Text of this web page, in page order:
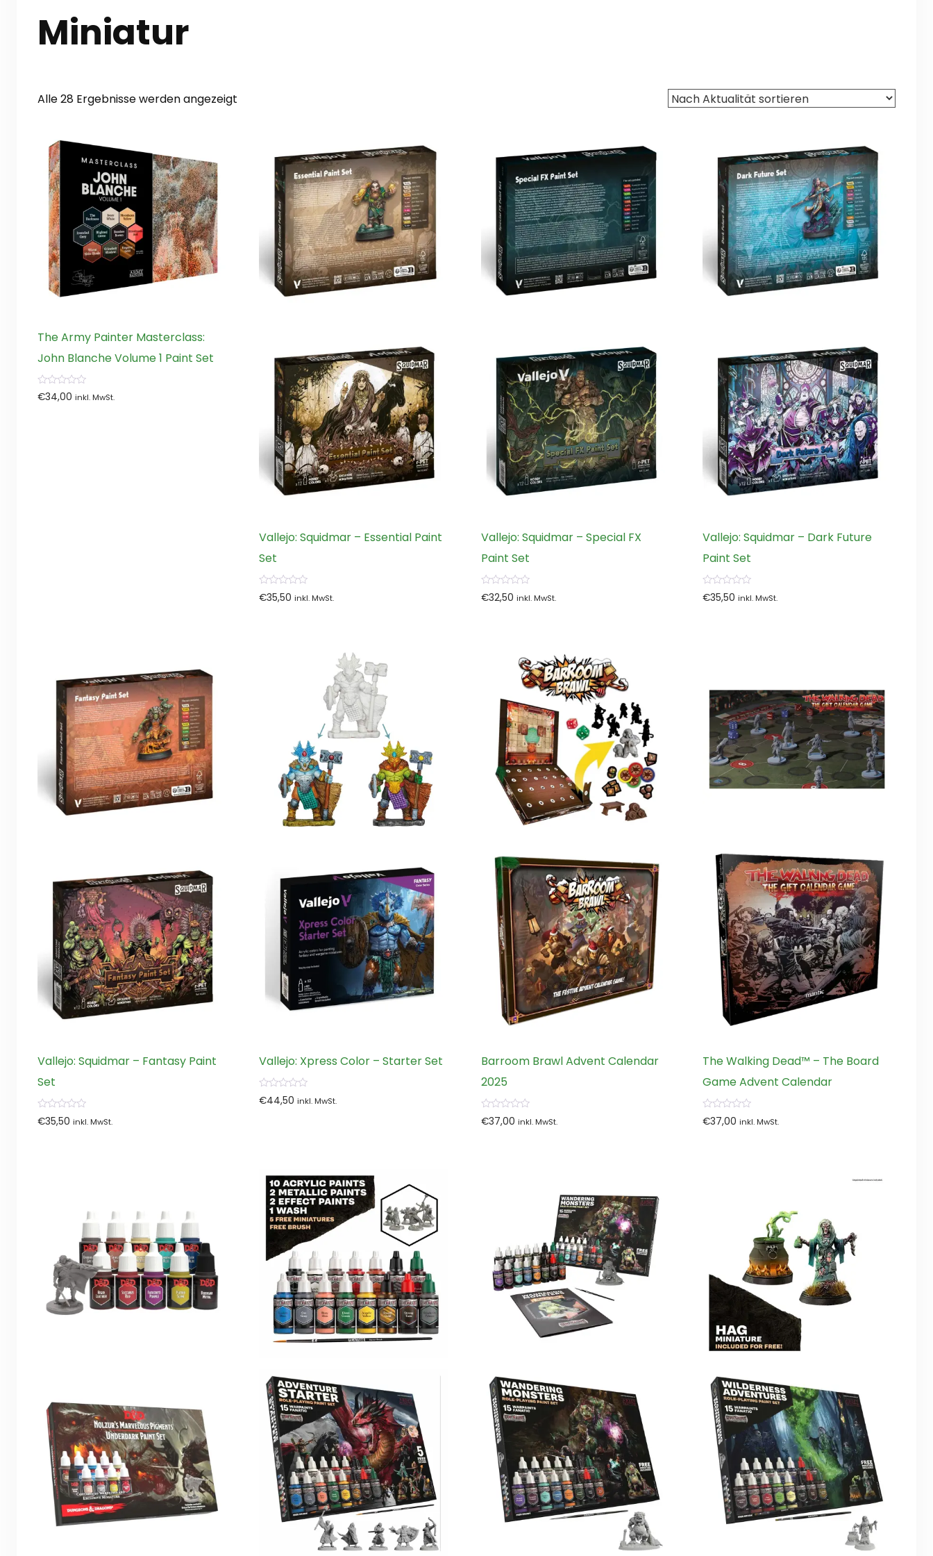
Miniatur
Alle 28 Ergebnisse werden angezeigt
The Army Painter Masterclass:
John Blanche Volume 1 Paint Set
0
von
€34,00 inkl. MwSt.
Vallejo: Squidmar – Essential Paint
Set
0
von
€35,50 inkl. MwSt.
Vallejo: Squidmar – Special FX
Paint Set
0
von
€32,50 inkl. MwSt.
Vallejo: Squidmar – Dark Future
Paint Set
0
von
€35,50 inkl. MwSt.
Vallejo: Squidmar – Fantasy Paint
Set
0
von
€35,50 inkl. MwSt.
Vallejo: Xpress Color – Starter Set
0
von
€44,50 inkl. MwSt.
Barroom Brawl Advent Calendar
2025
0
von
€37,00 inkl. MwSt.
The Walking Dead™ – The Board
Game Advent Calendar
0
von
€37,00 inkl. MwSt.